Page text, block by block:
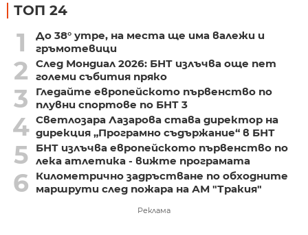
ТОП 24
1
До 38° утре, на места ще има валежи и
гръмотевици
2
След Мондиал 2026: БНТ излъчва още пет
големи събития пряко
3
Гледайте европейското първенство по
плувни спортове по БНТ 3
4 Светлозара Лазарова става директор на
дирекция „Програмно съдържание“ в БНТ
5
БНТ излъчва европейското първенство по
лека атлетика - вижте програмата
6
Километрично задръстване по обходните
маршрути след пожара на АМ "Тракия"
Реклама